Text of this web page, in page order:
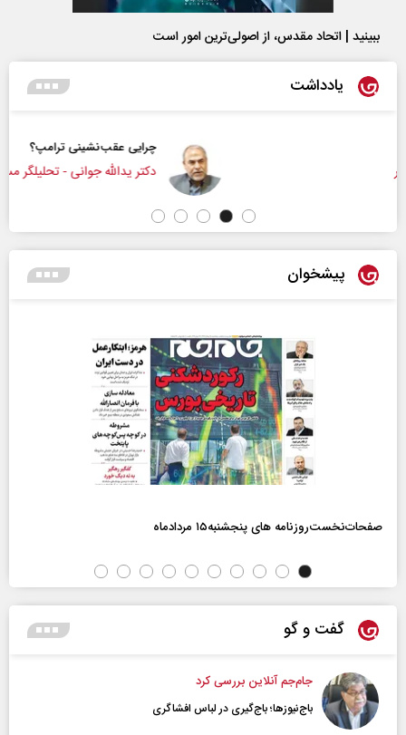
ببینید | اتحاد مقدس، از اصولی‌ترین امور است
یادداشت
چرایی عقب‌نشینی ترامپ؟
دکتر یدالله جوانی - تحلیلگر مسائل سیاسی
پیشخوان
صفحات‌نخست‌روزنامه ها‌ی پنجشنبه‌۱۵ مردادماه
گفت و گو
جام‌جم آنلاین بررسی کرد
باج‌نیوزها؛ باج‌گیری در لباس افشاگری